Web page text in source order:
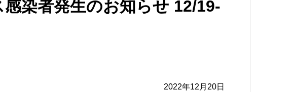
染者発生のお知らせ 12/19-
2022年12月20日